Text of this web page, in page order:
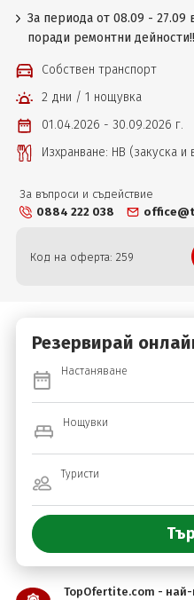
За периода от 08.09 - 27.09
поради ремонтни
Собствен транспорт
2 дни / 1 нощувка
01.04.2026 - 30.09.2026 г.
Изхранване: НВ (закуска и
За въпроси и съдействие
0884 222 038
Код на оферта: 259
Резервирай
Настаняване
Нощувки
Туристи
TopOfertite.com - най-